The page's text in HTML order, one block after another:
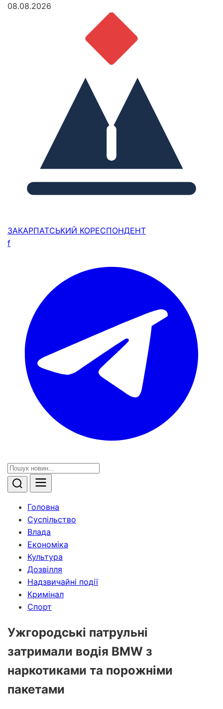
08.08.2026
ЗАКАРПАТСЬКИЙ КОРЕСПОНДЕНТ
f
Головна
Суспільство
Влада
Економіка
Культура
Дозвілля
Надзвичайні події
Кримінал
Спорт
Ужгородські патрульні
затримали водія BMW з
наркотиками та порожніми
пакетами